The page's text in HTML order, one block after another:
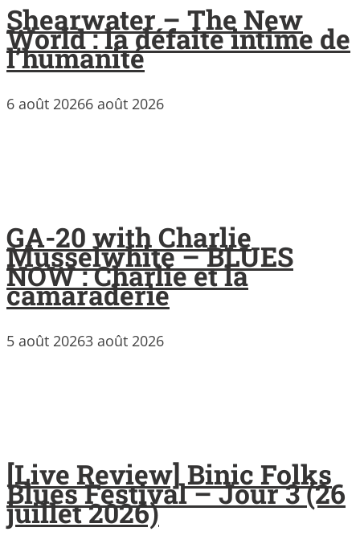
Shearwater – The New
World : la défaite intime de
l’humanité
6 août 20266 août 2026
GA-20 with Charlie
Musselwhite – BLUES
NOW : Charlie et la
camaraderie
5 août 20263 août 2026
[Live Review] Binic Folks
Blues Festival – Jour 3 (26
juillet 2026)